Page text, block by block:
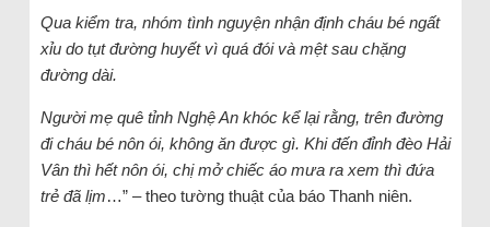
Qua kiểm tra, nhóm tình nguyện nhận định cháu bé ngất
xỉu do tụt đường huyết vì quá đói và mệt sau chặng
đường dài.
Người mẹ quê tỉnh Nghệ An khóc kể lại rằng, trên đường
đi cháu bé nôn ói, không ăn được gì. Khi đến đỉnh đèo Hải
Vân thì hết nôn ói, chị mở chiếc áo mưa ra xem thì đứa
trẻ đã lịm…” – theo tường thuật của báo Thanh niên.